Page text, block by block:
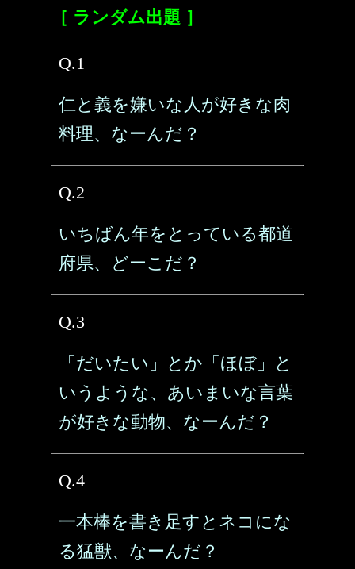
［ ランダム出題 ］
Q.1
仁と義を嫌いな人が好きな肉
料理、なーんだ？
Q.2
いちばん年をとっている都道
府県、どーこだ？
Q.3
「だいたい」とか「ほぼ」と
いうような、あいまいな言葉
が好きな動物、なーんだ？
Q.4
一本棒を書き足すとネコにな
る猛獣、なーんだ？